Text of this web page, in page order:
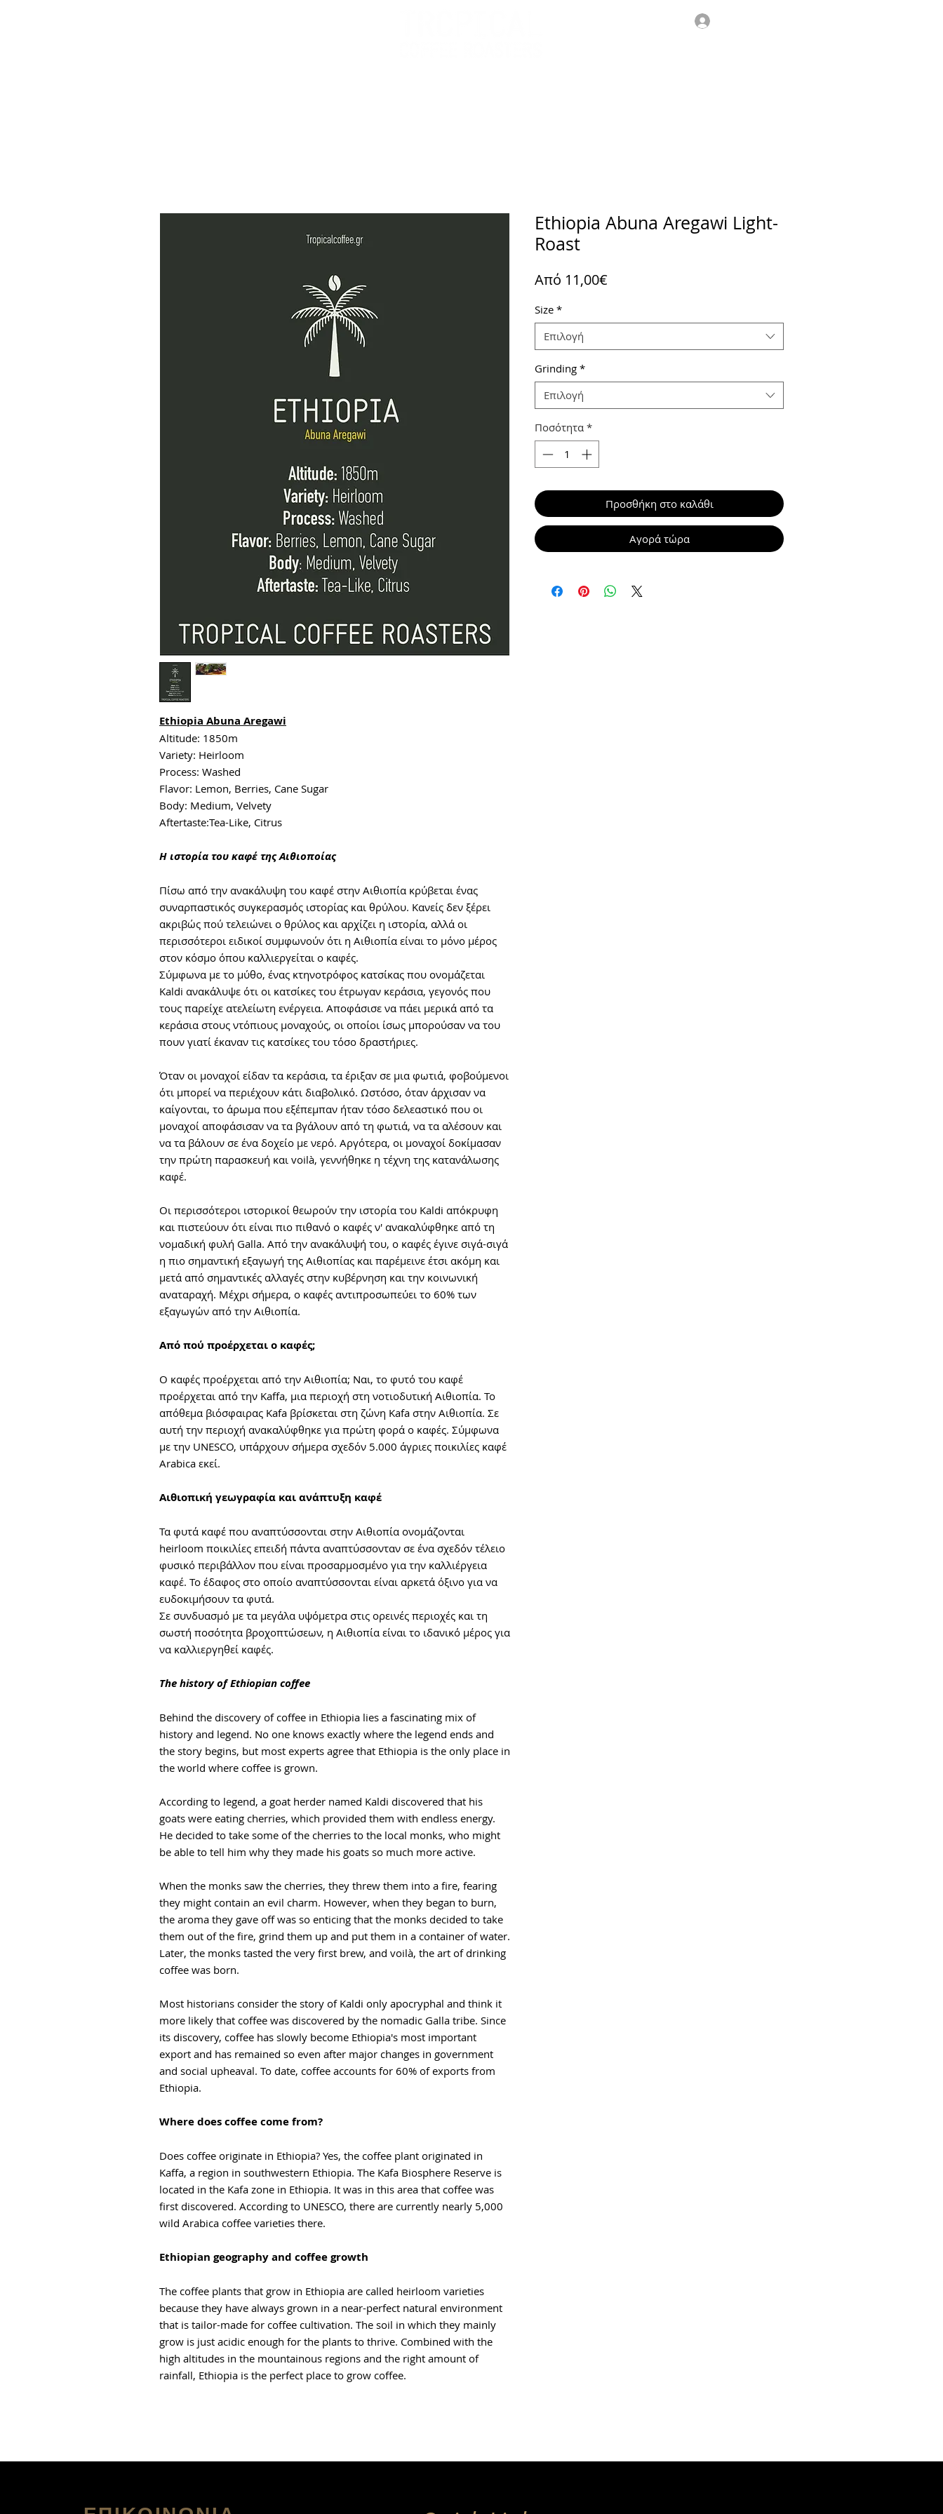
Ethiopia Abuna Aregawi
Altitude: 1850m
Variety: Heirloom
Process: Washed
Flavor: Lemon, Berries, Cane Sugar
Body: Medium, Velvety
Aftertaste:Tea-Like, Citrus
Η ιστορία του καφέ της Αιθιοποίας
Πίσω από την ανακάλυψη του καφέ στην Αιθιοπία κρύβεται ένας
συναρπαστικός συγκερασμός ιστορίας και θρύλου. Κανείς δεν ξέρει
ακριβώς πού τελειώνει ο θρύλος και αρχίζει η ιστορία, αλλά οι
περισσότεροι ειδικοί συμφωνούν ότι η Αιθιοπία είναι το μόνο μέρος
στον κόσμο όπου καλλιεργείται ο καφές.
Σύμφωνα με το μύθο, ένας κτηνοτρόφος κατσίκας που ονομάζεται
Kaldi ανακάλυψε ότι οι κατσίκες του έτρωγαν κεράσια, γεγονός που
τους παρείχε ατελείωτη ενέργεια. Αποφάσισε να πάει μερικά από τα
κεράσια στους ντόπιους μοναχούς, οι οποίοι ίσως μπορούσαν να του
πουν γιατί έκαναν τις κατσίκες του τόσο δραστήριες.
Όταν οι μοναχοί είδαν τα κεράσια, τα έριξαν σε μια φωτιά, φοβούμενοι
ότι μπορεί να περιέχουν κάτι διαβολικό. Ωστόσο, όταν άρχισαν να
καίγονται, το άρωμα που εξέπεμπαν ήταν τόσο δελεαστικό που οι
μοναχοί αποφάσισαν να τα βγάλουν από τη φωτιά, να τα αλέσουν και
να τα βάλουν σε ένα δοχείο με νερό. Αργότερα, οι μοναχοί δοκίμασαν
την πρώτη παρασκευή και voilà, γεννήθηκε η τέχνη της κατανάλωσης
καφέ.
Οι περισσότεροι ιστορικοί θεωρούν την ιστορία του Kaldi απόκρυφη
και πιστεύουν ότι είναι πιο πιθανό ο καφές ν' ανακαλύφθηκε από τη
νομαδική φυλή Galla. Από την ανακάλυψή του, ο καφές έγινε σιγά-σιγά
η πιο σημαντική εξαγωγή της Αιθιοπίας και παρέμεινε έτσι ακόμη και
μετά από σημαντικές αλλαγές στην κυβέρνηση και την κοινωνική
αναταραχή. Μέχρι σήμερα, ο καφές αντιπροσωπεύει το 60% των
εξαγωγών από την Αιθιοπία.
Από πού προέρχεται ο καφές;
Ο καφές προέρχεται από την Αιθιοπία; Ναι, το φυτό του καφέ
προέρχεται από την Kaffa, μια περιοχή στη νοτιοδυτική Αιθιοπία. Το
απόθεμα βιόσφαιρας Kafa βρίσκεται στη ζώνη Kafa στην Αιθιοπία. Σε
αυτή την περιοχή ανακαλύφθηκε για πρώτη φορά ο καφές. Σύμφωνα
με την UNESCO, υπάρχουν σήμερα σχεδόν 5.000 άγριες ποικιλίες καφέ
Arabica εκεί.
Αιθιοπική γεωγραφία και ανάπτυξη καφέ
Τα φυτά καφέ που αναπτύσσονται στην Αιθιοπία ονομάζονται
heirloom ποικιλίες επειδή πάντα αναπτύσσονταν σε ένα σχεδόν τέλειο
φυσικό περιβάλλον που είναι προσαρμοσμένο για την καλλιέργεια
καφέ. Το έδαφος στο οποίο αναπτύσσονται είναι αρκετά όξινο για να
ευδοκιμήσουν τα φυτά.
Σε συνδυασμό με τα μεγάλα υψόμετρα στις ορεινές περιοχές και τη
σωστή ποσότητα βροχοπτώσεων, η Αιθιοπία είναι το ιδανικό μέρος για
να καλλιεργηθεί καφές.
The history of Ethiopian coffee
Behind the discovery of coffee in Ethiopia lies a fascinating mix of
history and legend. No one knows exactly where the legend ends and
the story begins, but most experts agree that Ethiopia is the only place in
the world where coffee is grown.
According to legend, a goat herder named Kaldi discovered that his
goats were eating cherries, which provided them with endless energy.
He decided to take some of the cherries to the local monks, who might
be able to tell him why they made his goats so much more active.
When the monks saw the cherries, they threw them into a fire, fearing
they might contain an evil charm. However, when they began to burn,
the aroma they gave off was so enticing that the monks decided to take
them out of the fire, grind them up and put them in a container of water.
Later, the monks tasted the very first brew, and voilà, the art of drinking
coffee was born.
Most historians consider the story of Kaldi only apocryphal and think it
more likely that coffee was discovered by the nomadic Galla tribe. Since
its discovery, coffee has slowly become Ethiopia's most important
export and has remained so even after major changes in government
and social upheaval. To date, coffee accounts for 60% of exports from
Ethiopia.
Where does coffee come from?
Does coffee originate in Ethiopia? Yes, the coffee plant originated in
Kaffa, a region in southwestern Ethiopia. The Kafa Biosphere Reserve is
located in the Kafa zone in Ethiopia. It was in this area that coffee was
first discovered. According to UNESCO, there are currently nearly 5,000
wild Arabica coffee varieties there.
Ethiopian geography and coffee growth
The coffee plants that grow in Ethiopia are called heirloom varieties
because they have always grown in a near-perfect natural environment
that is tailor-made for coffee cultivation. The soil in which they mainly
grow is just acidic enough for the plants to thrive. Combined with the
high altitudes in the mountainous regions and the right amount of
rainfall, Ethiopia is the perfect place to grow coffee.
Ethiopia Abuna Aregawi Light-
Roast
Από 11,00€
Size *
Επιλογή
Grinding *
Επιλογή
Ποσότητα *
Προσθήκη στο καλάθι
Αγορά τώρα